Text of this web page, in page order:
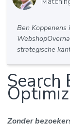
Ben Koppenens
strategische
Search
Zonder